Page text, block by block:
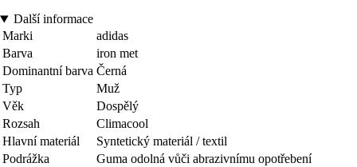
Další informace
Marki
adidas
Barva
iron met
Dominantní barva Černá
Typ
Muž
Věk
Dospělý
Rozsah
Climacool
Hlavní materiál
Syntetický materiál / textil
Podrážka
Guma odolná vůči abrazivnímu opotřebení